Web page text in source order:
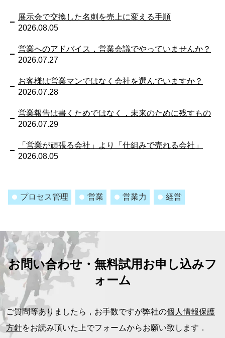
展示会で交換した名刺を売上に変える手順
2026.08.05
営業へのアドバイス，営業会議でやっていませんか？
2026.07.27
お客様は営業マンではなく会社を選んでいますか？
2026.07.28
営業報告は書くためではなく，未来のために残すもの
2026.07.29
「営業が頑張る会社」より「仕組みで売れる会社」
2026.08.05
プロセス管理 営業 営業力 経営
お問い合わせ・無料試用お申し込みフ
ォーム
ご質問等ありましたら，お手数ですが弊社の個人情報保護
方針をお読み頂いた上でフォームからお願い致します．